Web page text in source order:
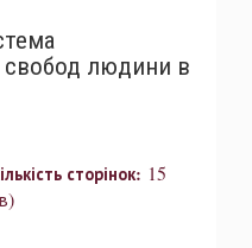
свобод людини в
сторінок: 15